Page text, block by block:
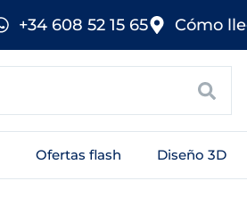
+34 608 52 15 65 Cómo
Ofertas flash Diseño 3D